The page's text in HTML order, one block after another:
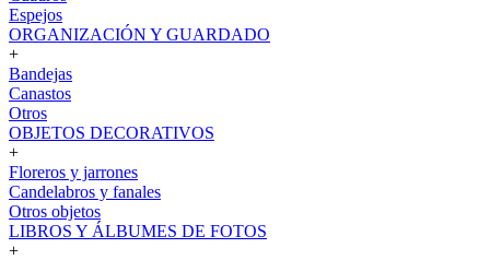
Espejos
ORGANIZACIÓN Y GUARDADO
+
Bandejas
Canastos
Otros
OBJETOS DECORATIVOS
+
Floreros y jarrones
Candelabros y fanales
Otros objetos
LIBROS Y ÁLBUMES DE FOTOS
+